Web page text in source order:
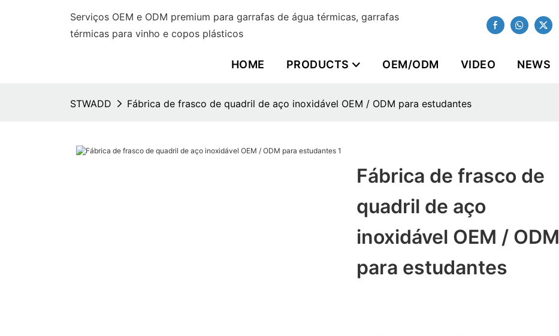
Serviços OEM e ODM premium para garrafas de água térmicas, garrafas
térmicas para vinho e copos plásticos
HOME PRODUCTS OEM/ODM VIDEO NEWS
STWADD Fábrica de frasco de quadril de aço inoxidável OEM / ODM para estudantes
Fábrica de frasco de
quadril de aço
inoxidável OEM / ODM
para estudantes